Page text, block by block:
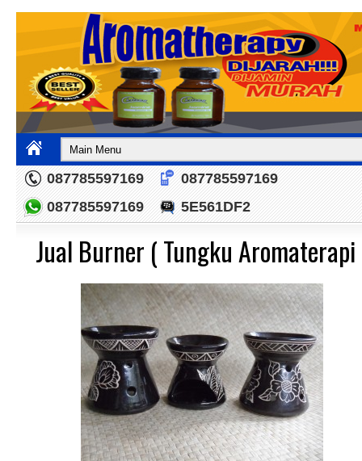
087785597169
087785597169
087785597169
5E561DF2
Jual Burner ( Tungku